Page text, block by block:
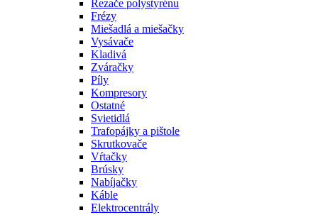
Rezače polystyrénu
Frézy
Miešadlá a miešačky
Vysávače
Kladivá
Zváračky
Píly
Kompresory
Ostatné
Svietidlá
Trafopájky a pištole
Skrutkovače
Vŕtačky
Brúsky
Nabíjačky
Káble
Elektrocentrály